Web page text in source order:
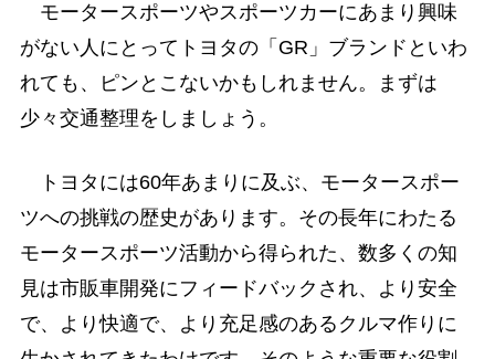
モータースポーツやスポーツカーにあまり興味
がない人にとってトヨタの「GR」ブランドといわ
れても、ピンとこないかもしれません。まずは
少々交通整理をしましょう。
トヨタには60年あまりに及ぶ、モータースポー
ツへの挑戦の歴史があります。その長年にわたる
モータースポーツ活動から得られた、数多くの知
見は市販車開発にフィードバックされ、より安全
で、より快適で、より充足感のあるクルマ作りに